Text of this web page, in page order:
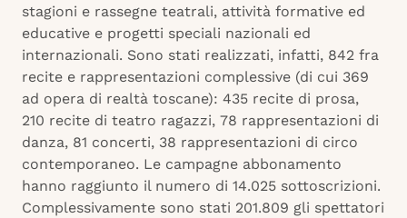
stagioni e rassegne teatrali, attività formative ed
educative e progetti speciali nazionali ed
internazionali. Sono stati realizzati, infatti, 842 fra
recite e rappresentazioni complessive (di cui 369
ad opera di realtà toscane): 435 recite di prosa,
210 recite di teatro ragazzi, 78 rappresentazioni di
danza, 81 concerti, 38 rappresentazioni di circo
contemporaneo. Le campagne abbonamento
hanno raggiunto il numero di 14.025 sottoscrizioni.
Complessivamente sono stati 201.809 gli spettatori